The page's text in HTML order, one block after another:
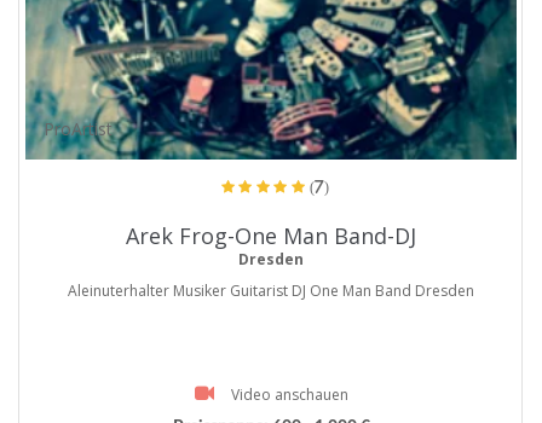
ProArtist
(7)
Arek Frog-One Man Band-DJ
Dresden
Aleinuterhalter Musiker Guitarist DJ One Man Band Dresden
Video anschauen